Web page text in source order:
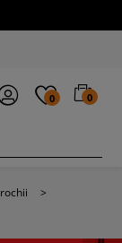
0 0
>